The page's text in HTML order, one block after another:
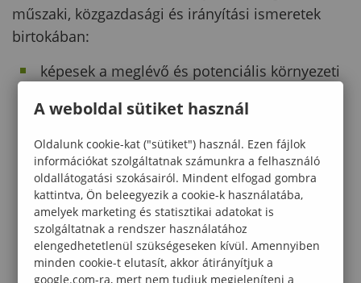
műszaki, közgazdasági és irányítási ismeretek
birtokában:
képesek a meglévő és potenciális környezeti
környezeti károk megelőzésére, illetve
csökkentésére, továbbá kárelhárítási
projektek tervezésére és irányítására.
Korszerű informatikai ismeretek alapján
képesek tervező, modellező és szimulációs
szoftverek segítségével összetett mérnöki és
tudományos tervező és elemző feladatok
A weboldal sütiket használ
Oldalunk cookie-kat ("sütiket") használ. Ezen fájlok
információkat szolgáltatnak számunkra a felhasználó
oldallátogatási szokásairól. Mindent elfogad gombra
kattintva, Ön beleegyezik a cookie-k használatába,
amelyek marketing és statisztikai adatokat is
szolgáltatnak a rendszer használatához
elengedhetetlenül szükségeseken kívül. Amennyiben
minden cookie-t elutasít, akkor átirányítjuk a
google.com-ra, mert nem tudjuk megjeleníteni a